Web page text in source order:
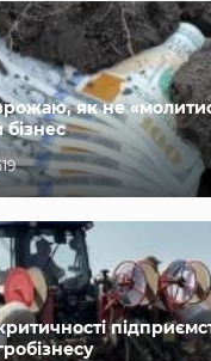
як не
бізнес
критичності